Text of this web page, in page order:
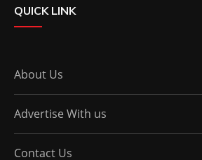
QUICK LINK
About Us
Advertise With us
Contact Us